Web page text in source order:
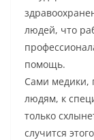
людей, что
помощь.
Сами медики,
людям, к
только
случится